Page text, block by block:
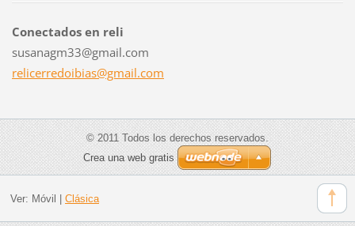
Conectados en reli
susanagm33@gmail.com
relicerredoibias@gmail.com
© 2011 Todos los derechos reservados.
Crea una web gratis
Ver: Móvil Clásica